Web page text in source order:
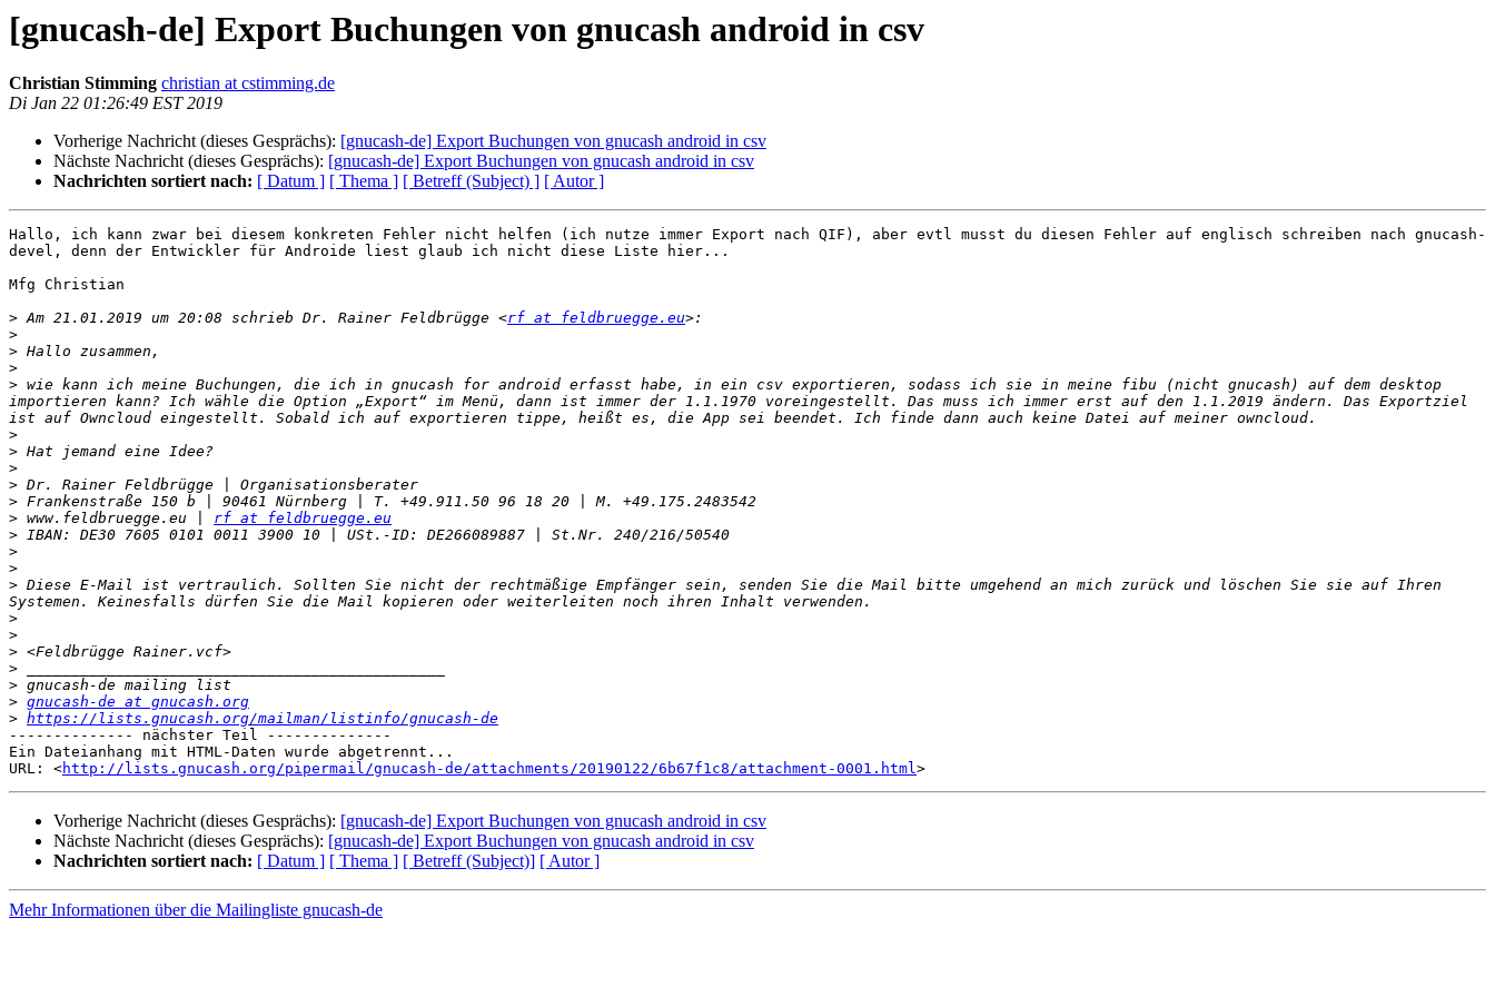
[gnucash-de] Export Buchungen von gnucash android in csv
Christian Stimming christian at cstimming.de
Di Jan 22 01:26:49 EST 2019
Vorherige Nachricht (dieses Gesprächs): [gnucash-de] Export Buchungen von gnucash android in csv
Nächste Nachricht (dieses Gesprächs): [gnucash-de] Export Buchungen von gnucash android in csv
Nachrichten sortiert nach: [ Datum ] [ Thema ] [ Betreff (Subject) ] [ Autor ]
Hallo, ich kann zwar bei diesem konkreten Fehler nicht helfen (ich nutze immer Export nach QIF), aber evtl musst du diesen Fehler auf englisch schreiben nach gnucash-
devel, denn der Entwickler für Androide liest glaub ich nicht diese Liste hier...
Mfg Christian
> Am 21.01.2019 um 20:08 schrieb Dr. Rainer Feldbrügge <rf at feldbruegge.eu
>
>
>
> wie kann ich meine Buchungen, die ich in gnucash for android erfasst habe, in ein csv exportieren, sodass ich sie in meine fibu (nicht gnucash) auf dem desktop
importieren kann? Ich wähle die Option „Export“ im Menü, dann ist immer der 1.1.1970 voreingestellt. Das muss ich immer erst auf den 1.1.2019 ändern. Das Exportziel
>
>
>
>
>
> www.feldbruegge.eu | rf at feldbruegge.eu
>
>
>
> Diese E-Mail ist vertraulich. Sollten Sie nicht der rechtmäßige Empfänger sein, senden Sie die Mail bitte umgehend an mich zurück und löschen Sie sie auf Ihren
>
>
>
>
>
> gnucash-de at gnucash.org
> https://lists.gnucash.org/mailman/listinfo/gnucash-de
-------------- nächster Teil --------------
Ein Dateianhang mit HTML-Daten wurde abgetrennt...
URL: <http://lists.gnucash.org/pipermail/gnucash-de/attachments/20190122/6b67f1c8/attachment-0001.html
Vorherige Nachricht (dieses Gesprächs): [gnucash-de] Export Buchungen von gnucash android in csv
Nächste Nachricht (dieses Gesprächs): [gnucash-de] Export Buchungen von gnucash android in csv
Nachrichten sortiert nach: [ Datum ] [ Thema ] [ Betreff (Subject)] [ Autor ]
Mehr Informationen über die Mailingliste gnucash-de